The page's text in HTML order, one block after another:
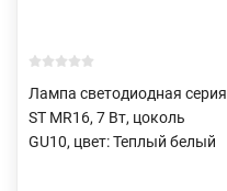
Лампа светодиодная серия
ST MR16, 7 Вт, цоколь
GU10, цвет: Теплый белый